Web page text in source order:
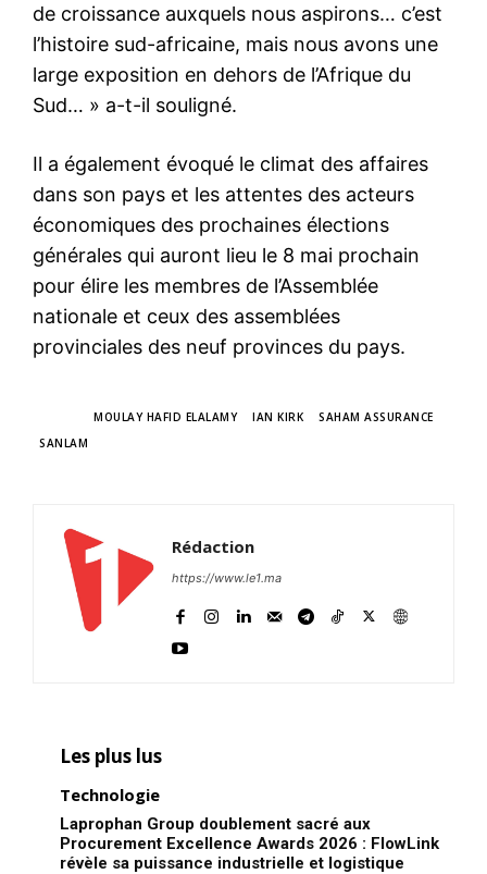
de croissance auxquels nous aspirons… c’est
l’histoire sud-africaine, mais nous avons une
large exposition en dehors de l’Afrique du
Sud… » a-t-il souligné.
Il a également évoqué le climat des affaires
dans son pays et les attentes des acteurs
économiques des prochaines élections
générales qui auront lieu le 8 mai prochain
pour élire les membres de l’Assemblée
nationale et ceux des assemblées
provinciales des neuf provinces du pays.
MOULAY HAFID ELALAMY IAN KIRK
SAHAM ASSURANCE
SANLAM
Rédaction
https://www.le1.ma
Les plus lus
Technologie
Laprophan Group doublement sacré aux
Procurement Excellence Awards 2026 : FlowLink
révèle sa puissance industrielle et logistique